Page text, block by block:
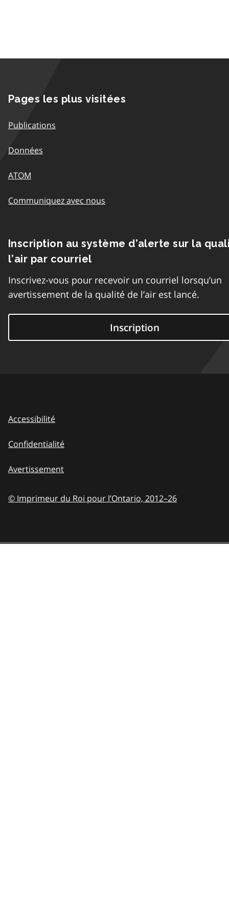
Pages les plus visitées
Publications
Données
ATOM
Communiquez avec nous
Inscription au système d’alerte sur la
l’air par courriel
Inscrivez-vous pour recevoir un courriel lorsqu’un
avertissement de la qualité de l’air est lancé.
Inscription
Accessibilité
Confidentialité
Avertissement
© Imprimeur du Roi pour l’Ontario, 2012–26